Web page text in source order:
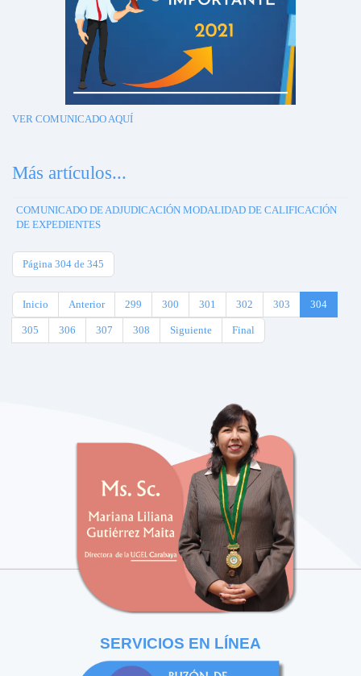
VER COMUNICADO AQUÍ
Más artículos...
COMUNICADO DE ADJUDICACIÓN MODALIDAD DE CALIFICACIÓN
DE EXPEDIENTES
Página 304 de 345
Inicio Anterior 299 300 301 302 303 304
305 306 307 308 Siguiente Final
SERVICIOS EN LÍNEA